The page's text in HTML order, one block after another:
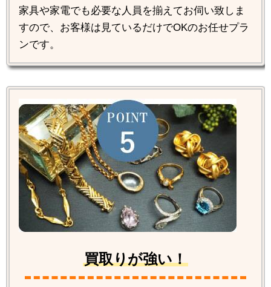
家具や家電でも必要な人員を揃えてお伺い致しま
すので、お客様は見ているだけでOKのお任せプラ
ンです。
買取りが強い！